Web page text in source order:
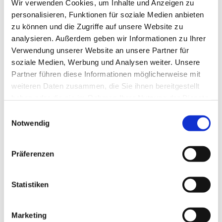
Wir verwenden Cookies, um Inhalte und Anzeigen zu
personalisieren, Funktionen für soziale Medien anbieten
zu können und die Zugriffe auf unsere Website zu
analysieren. Außerdem geben wir Informationen zu Ihrer
Verwendung unserer Website an unsere Partner für
soziale Medien, Werbung und Analysen weiter. Unsere
Partner führen diese Informationen möglicherweise mit
weiteren Daten zusammen, die Sie ihnen bereitgestellt
Notwendig
Präferenzen
Statistiken
Marketing
Wir freuen uns auf dich
Kein VerzehrzwangWenn du einfach nur
hereinkommen und einen Moment
verweilen möchten, bist du herzlich
uns gekauften Getränk gern etwas selbst
Selbstbedienung
Wenn du Hilfe benötigst, sind wir natürlich